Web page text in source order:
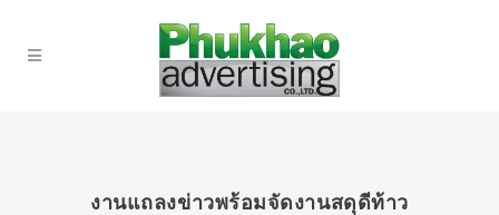
งานแถลงข่าวพร้อมจัดงานสดุดีท้าว